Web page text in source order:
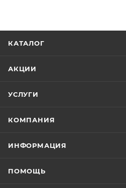
КАТАЛОГ
АКЦИИ
УСЛУГИ
КОМПАНИЯ
ИНФОРМАЦИЯ
ПОМОЩЬ